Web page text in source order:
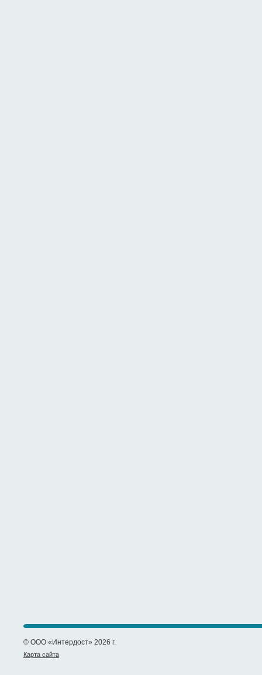
© ООО «Интердост» 2026 г.
Карта сайта